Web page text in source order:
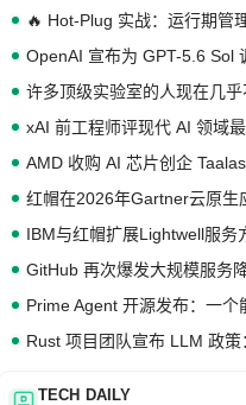
🔥 Hot-Plug 实战：运行期管
OpenAI 宣布为 GPT-5.6 Sol
许多顶级实验室的人现在几
xAI 前工程师评现代 AI 领域
红帽在2026年Gartner云原生
GitHub 再次爆发大规模服务
TECH DAILY